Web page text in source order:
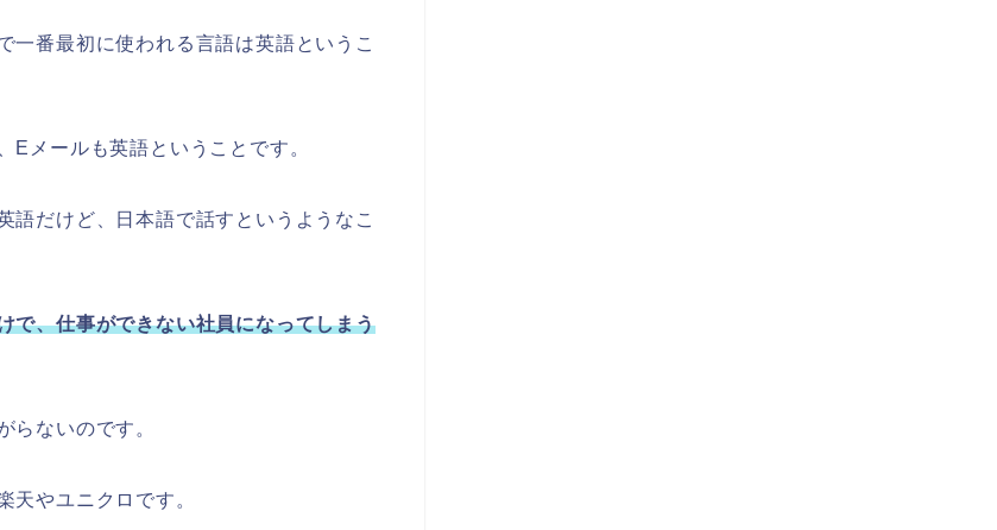
一番最初に使われる言語は英語というこ
Eメールも英語ということです。
語だけど、日本語で話すというようなこ
で、仕事ができない社員になってしまう
らないのです。
天やユニクロです。